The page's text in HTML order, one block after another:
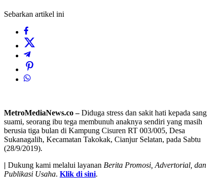
Sebarkan artikel ini
MetroMediaNews.co –Diduga stress dan sakit hati kepada sang
suami, seorang ibu tega membunuh anaknya sendiri yang masih
berusia tiga bulan di Kampung Cisuren RT 003/005, Desa
Sukanagalih, Kecamatan Takokak, Cianjur Selatan, pada Sabtu
(28/9/2019).
| Dukung kami melalui layanan Berita Promosi, Advertorial, dan
Publikasi Usaha. Klik di sini.